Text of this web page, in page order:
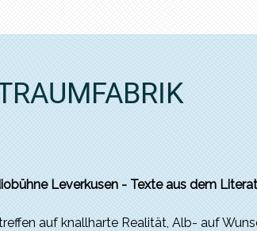
Leverkusen - Texte aus dem
auf knallharte Realität, Alb- auf